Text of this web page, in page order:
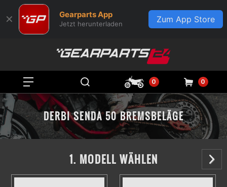
✕ Gearparts App
Jetzt herunterladen Zum App Store
0 0
DERBI SENDA 50 BREMSBELÄGE
1. MODELL WÄHLEN